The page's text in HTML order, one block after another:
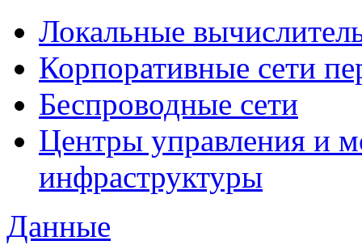
Локальные
Корпоративные сети
Беспроводные сети
Центры управления и
инфраструктуры
Данные